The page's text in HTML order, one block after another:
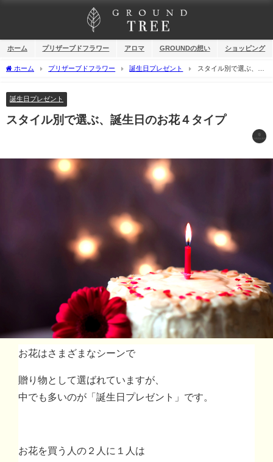
ホーム プリザーブドフラワー アロマ GROUNDの想い ショッピング
ホーム プリザーブドフラワー 誕生日プレゼント
スタイル別で選ぶ、誕
誕生日プレゼント
スタイル別で選ぶ、誕生日のお花４タイプ
お花はさまざまなシーンで
贈り物として選ばれていますが、
中でも多いのが「誕生日プレゼント」です。
お花を買う人の２人に１人は